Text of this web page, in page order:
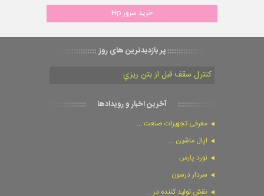
خرید سرور Hp
پر بازدیدترین های روز
كنترل سقف قبل از بتن ريزي
آخرین اخبار و رویدادها
معرفی تجهیزات صنعت ...
اپال ماشین ...
نورد پارس
سردار درسون
نقش تولید کننده در ...